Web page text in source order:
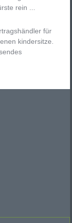
rein ...
für
kindersitze.